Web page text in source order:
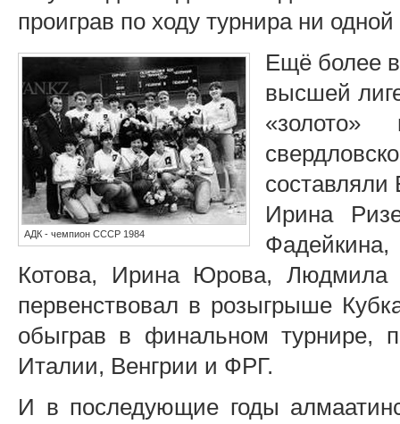
проиграв по ходу турнира ни
АДК - чемпион СССР 1984
Ещё более
высшей
Ирина
Котова, Ирина Юрова, Людмила
первенствовал в розыгрыше
обыграв в финальном турнире,
Италии, Венгрии и ФРГ.
И в последующие годы